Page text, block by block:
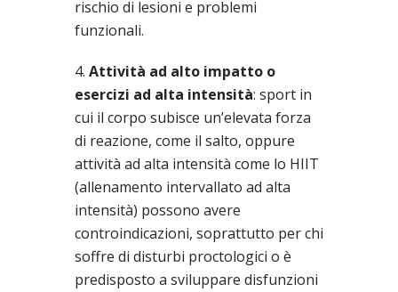
rischio di lesioni e problemi
funzionali.
4. Attività ad alto impatto o
esercizi ad alta intensità: sport in
cui il corpo subisce un’elevata forza
di reazione, come il salto, oppure
attività ad alta intensità come lo HIIT
(allenamento intervallato ad alta
intensità) possono avere
controindicazioni, soprattutto per chi
soffre di disturbi proctologici o è
predisposto a sviluppare disfunzioni